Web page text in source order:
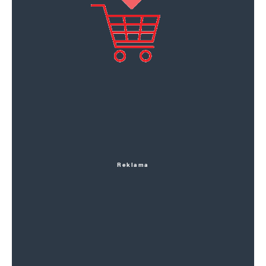
Reklama